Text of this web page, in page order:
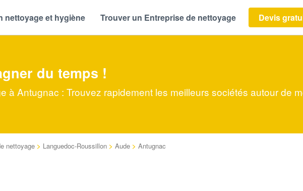
nettoyage et hygiène Trouver un Entreprise de nettoyage Devis
du temps !
à Antugnac : Trouvez rapidement les meilleurs sociétés autour de
nettoyage > Languedoc-Roussillon > Aude > Antugnac